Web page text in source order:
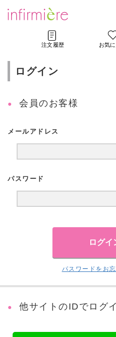
注文履歴 お気
ログイン
会員のお客様
メールアドレス
パスワード
パスワードをお
他サイトのIDでログ